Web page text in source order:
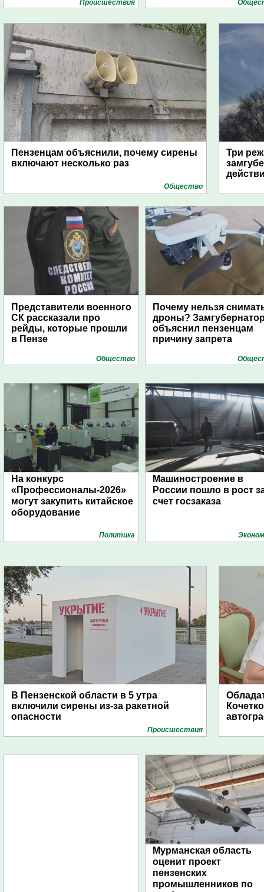
Проиcшествия
Пензенцам объяснили, почему сирены
включают несколько раз
Общество
Три
Представители военного
СК рассказали про
рейды, которые прошли
в Пензе
Общество
Почему нельзя
дроны?
объяснил пензенцам
причину запрета
На конкурс
«Профессионалы-2026»
могут закупить китайское
оборудование
Политика
Машиностроение в
России пошло в рост
счет госзаказа
В Пензенской области в 5 утра
включили сирены из-за ракетной
опасности
Проиcшествия
Мурманская область
оценит проект
пензенских
промышленников по